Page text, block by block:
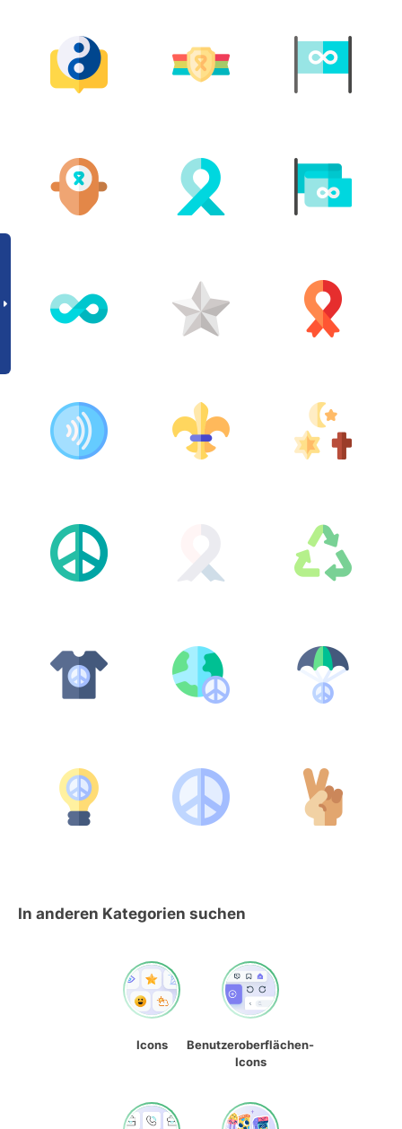
In anderen Kategorien suchen
Icons
Benutzeroberflächen-
Icons